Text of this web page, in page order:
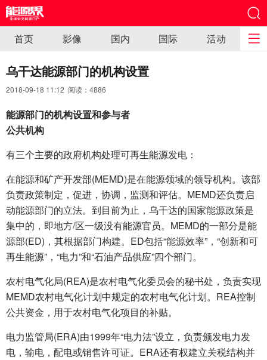
首页 影像 国内 国际 活动
乌干达能源部门的机构设置
2018-09-18 11:12 阅读： 4886
能源部门的机构设置和参与者
公共机构
有三个主要的政府机构处理可再生能源发电：
在能源和矿产开发部(MEMD)是在能源领域的领导机构。该部
负责政策制定，促进，协调，监测和评估。MEMD还负责启
动能源部门的立法。到目前为止，乌干达的国家能源政策是
集中的，即地方/区一级没有能源官员。MEMD的一部分是能
源部(ED)，其根据部门构建。ED包括“能源效率”，“创新和可
再生能源”，“电力”和“石油产品供应”四个部门。
农村电气化局(REA)是农村电气化委员会的秘书处，负责实现
MEMD农村电气化计划中规定的农村电气化计划。REA控制
公共资金，用于农村电气化项目的补贴。
电力监管局(ERA)由1999年“电力法”设立，负责颁发电力发
电，输电，配电或销售许可证。ERA还有权建立关税结构并